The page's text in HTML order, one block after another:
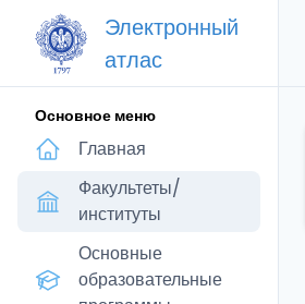
Электронный
атлас
Основное меню
Главная
Факультеты/
институты
Основные
образовательные